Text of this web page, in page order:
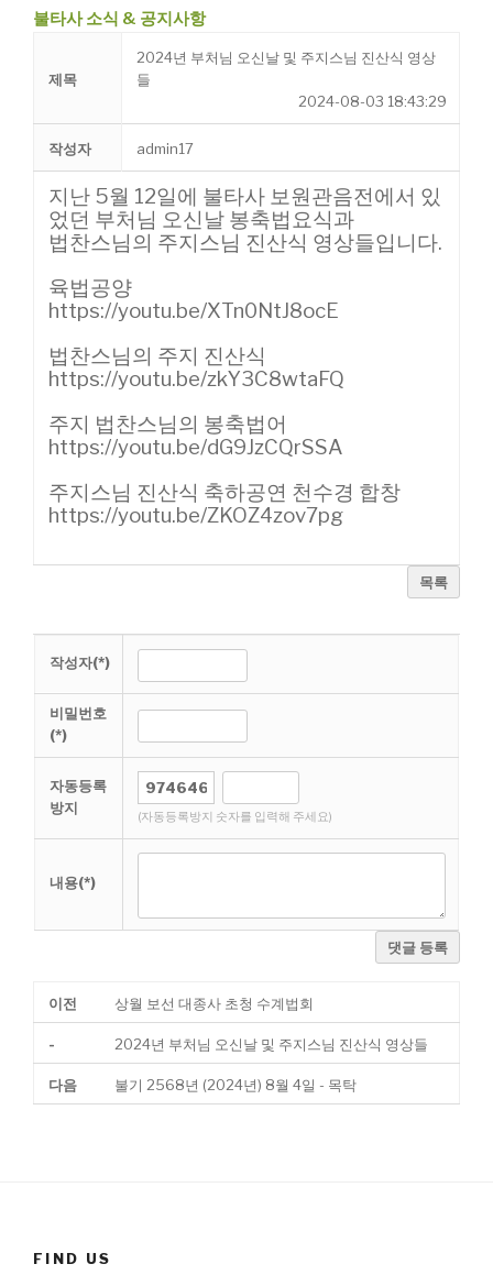
불타사 소식 & 공지사항
제목
2024년 부처님 오신날 및 주지스님 진산식 영상
들
2024-08-03 18:43:29
작성자 admin17
지난 5월 12일에 불타사 보원관음전에서 있
었던 부처님 오신날 봉축법요식과
법찬스님의 주지스님 진산식 영상들입니다.
육법공양
https://youtu.be/XTn0NtJ8ocE
법찬스님의 주지 진산식
https://youtu.be/zkY3C8wtaFQ
주지 법찬스님의 봉축법어
https://youtu.be/dG9JzCQrSSA
주지스님 진산식 축하공연 천수경 합창
https://youtu.be/ZKOZ4zov7pg
목록
작성자(*)
비밀번호
(*)
자동등록
방지
(자동등록방지 숫자를 입력해 주세요)
내용(*)
댓글 등록
이전 상월 보선 대종사 초청 수계법회
- 2024년 부처님 오신날 및 주지스님 진산식 영상들
다음 불기 2568년 (2024년) 8월 4일 - 목탁
FIND US